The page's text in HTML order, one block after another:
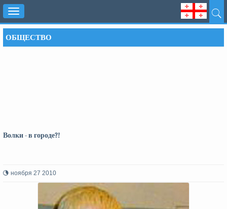
Toggle
navigation
ОБЩЕСТВО
Волки - в городе?!
ноября 27 2010